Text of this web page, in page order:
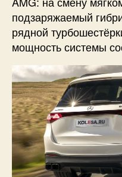
подзаряжаемый
рядной
мощность системы